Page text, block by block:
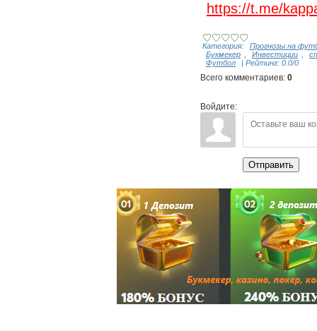
https://t.me/
Категория:
Прогнозы на
Букмекер
Инвестиции
Футбол
| Рейтинг: 0.0/0
Всего комментариев: 0
Войдите:
Отправить